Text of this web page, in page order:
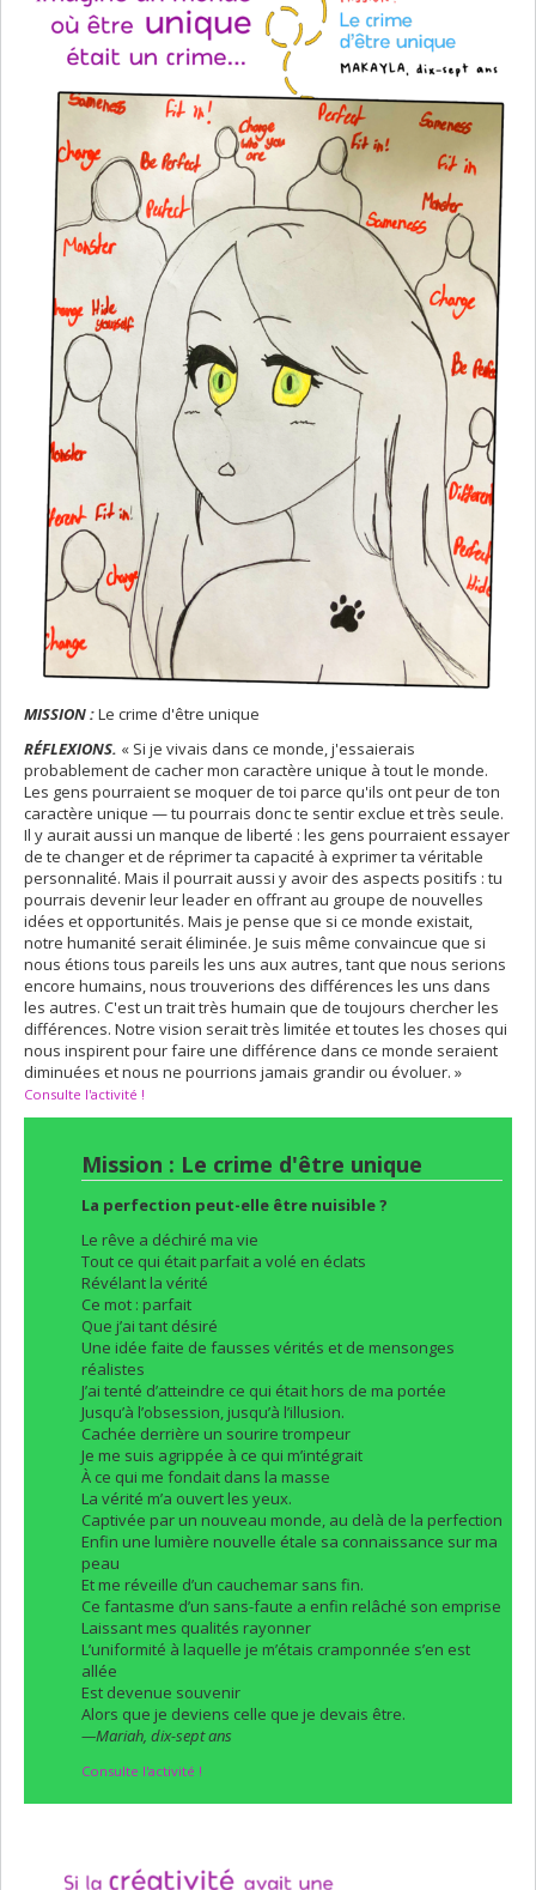
MISSION :Le crime d'être unique
RÉFLEXIONS. « Si je vivais dans ce monde, j'essaierais
probablement de cacher mon caractère unique à tout le monde.
Les gens pourraient se moquer de toi parce qu'ils ont peur de ton
caractère unique — tu pourrais donc te sentir exclue et très seule.
Il y aurait aussi un manque de liberté : les gens pourraient essayer
de te changer et de réprimer ta capacité à exprimer ta véritable
personnalité. Mais il pourrait aussi y avoir des aspects positifs : tu
pourrais devenir leur leader en offrant au groupe de nouvelles
idées et opportunités. Mais je pense que si ce monde existait,
notre humanité serait éliminée. Je suis même convaincue que si
nous étions tous pareils les uns aux autres, tant que nous serions
encore humains, nous trouverions des différences les uns dans
les autres. C'est un trait très humain que de toujours chercher les
différences. Notre vision serait très limitée et toutes les choses qui
nous inspirent pour faire une différence dans ce monde seraient
diminuées et nous ne pourrions jamais grandir ou évoluer. »
Consulte l'activité !
Mission : Le crime d'être unique
La perfection peut-elle être nuisible ?
Le rêve a déchiré ma vie
Tout ce qui était parfait a volé en éclats
Révélant la vérité
Ce mot : parfait
Que j’ai tant désiré
Une idée faite de fausses vérités et de mensonges
réalistes
J’ai tenté d’atteindre ce qui était hors de ma portée
Jusqu’à l’obsession, jusqu’à l’illusion.
Cachée derrière un sourire trompeur
Je me suis agrippée à ce qui m’intégrait
À ce qui me fondait dans la masse
La vérité m’a ouvert les yeux.
Captivée par un nouveau monde, au delà de la perfection
Enfin une lumière nouvelle étale sa connaissance sur ma
peau
Et me réveille d’un cauchemar sans fin.
Ce fantasme d’un sans-faute a enfin relâché son emprise
Laissant mes qualités rayonner
L’uniformité à laquelle je m’étais cramponnée s’en est
allée
Est devenue souvenir
Alors que je deviens celle que je devais être.
—Mariah, dix-sept ans
Consulte l'activité !